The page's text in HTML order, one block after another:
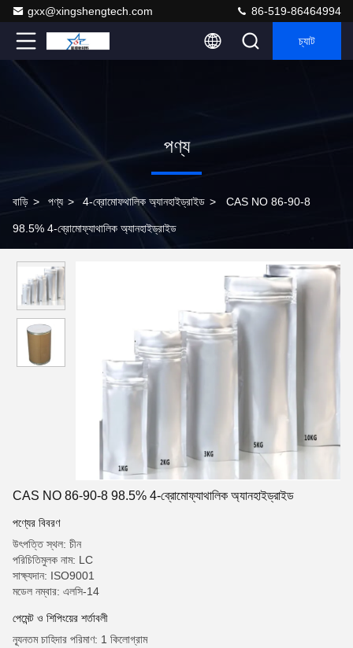
gxx@xingshengtech.com 86-519-86464994
চ্যাট
পণ্য
বাড়ি > পণ্য > 4-ব্রোমোফথালিক অ্যানহাইড্রাইড > CAS NO 86-90-8
98.5% 4-ব্রোমোফ্যাথালিক অ্যানহাইড্রাইড
CAS NO 86-90-8 98.5% 4-ব্রোমোফ্যাথালিক অ্যানহাইড্রাইড
পণ্যের বিবরণ
উৎপত্তি স্থল: চীন
পরিচিতিমুলক নাম: LC
সাক্ষ্যদান: ISO9001
মডেল নম্বার: এলসি-14
পেমেন্ট ও শিপিংয়ের শর্তাবলী
ন্যূনতম চাহিদার পরিমাণ: 1 কিলোগ্রাম